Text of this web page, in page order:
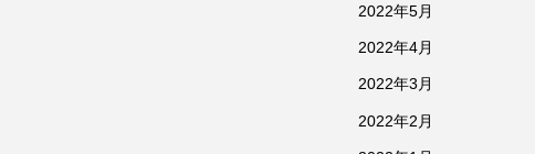
2022年5月
2022年4月
2022年3月
2022年2月